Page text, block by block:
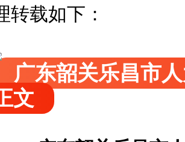
转载如下：
广东韶关乐昌市
文